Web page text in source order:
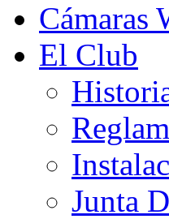
Cámaras
El Club
Junta